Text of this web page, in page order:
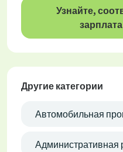
Узнайте,
Другие категории
Автомобильная
Административная